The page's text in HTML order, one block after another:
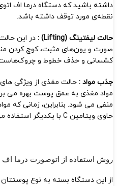
داشته باشید که دستگاه درما اف
نقطه‌ی مورد توقف داشته باشد.
حالت لیفتینگ (Lifting) :
در این
صورت و یون‌های مثبت، کوچ کردن
کشسانی و حذف خطوط و
جذب مواد : حالت مغذی از ویژگی
مواد مغذی به عمق پوست بهره می
منفی می شود. بنابراین، زمانی که
حاوی ویتامین C با یکدیگر استفاده می شوند موثر تر هستند.
روش استفاده از اتوصورت درما اف